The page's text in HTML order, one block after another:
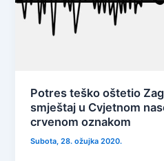
Potres teško oštetio
smještaj u Cvjetnom
crvenom oznakom
Subota, 28. ožujka 2020.